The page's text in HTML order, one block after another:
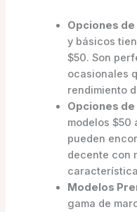
Opciones
y básicos
$50. Son
ocasionales
rendimiento
Opciones de
modelos $50
pueden
decente con
Modelos
gama de